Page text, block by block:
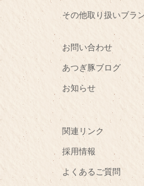
その他取り扱いブラ
お問い合わせ
あつぎ豚ブログ
お知らせ
関連リンク
採用情報
よくあるご質問